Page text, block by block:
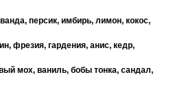
персик, имбирь, лимон, кокос,
фрезия, гардения, анис, кедр,
мох, ваниль, бобы тонка, сандал,